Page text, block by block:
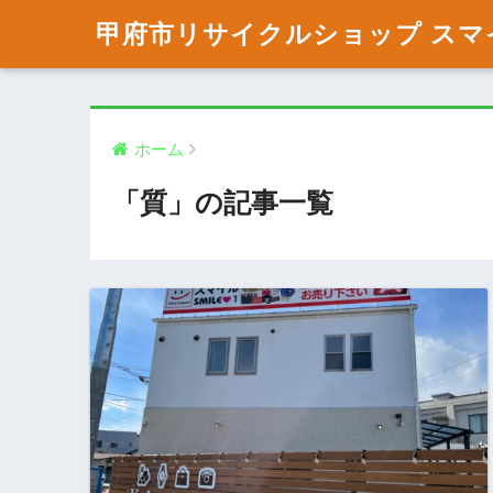
甲府市リサイクルショップ スマ
ホーム
「質」の記事一覧